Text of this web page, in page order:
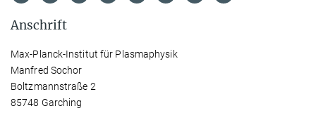
Anschrift
Max-Planck-Institut für Plasmaphysik
Manfred Sochor
Boltzmannstraße 2
85748 Garching